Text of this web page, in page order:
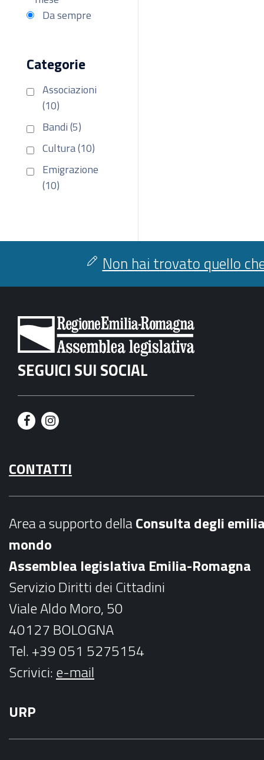
Da sempre
Categorie
Associazioni
(10)
Bandi (5)
Cultura (10)
Emigrazione
(10)
Non hai trovato quello
SEGUICI SUI SOCIAL
F
c
e
o
k
I
s
t
r
a
m
CONTATTI
Area a supporto dellaConsulta degli
mondo
Assemblea legislativa Emilia-Romagna
Servizio Diritti dei Cittadini
Viale Aldo Moro, 50
40127 BOLOGNA
Tel. +39 051 5275154
Scrivici:e-mail
URP